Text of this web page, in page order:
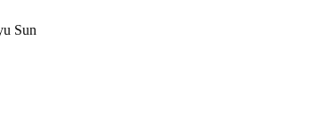
Sun